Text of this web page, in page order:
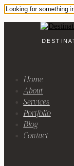
Home
About
Services
Portfolio
Blog
Contact